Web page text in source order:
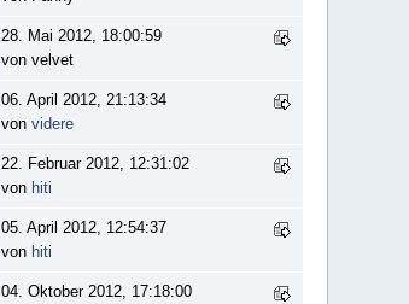
28. Mai 2012, 18:00:59
von velvet
06. April 2012, 21:13:34
vonvidere
22. Februar 2012, 12:31:02
von hiti
05. April 2012, 12:54:37
von hiti
04. Oktober 2012, 17:18:00